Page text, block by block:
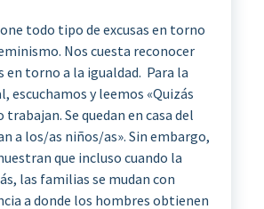
todo tipo de excusas en torno
Nos cuesta reconocer
en torno a la igualdad. Para la
escuchamos y leemos «Quizás
trabajan.Se quedan en casa del
a los/as niños/as».Sin embargo,
que incluso cuando la
las familias se mudan con
a donde los hombres obtienen